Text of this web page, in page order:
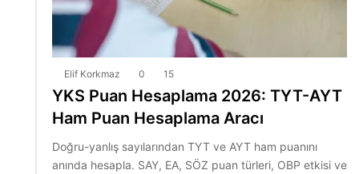
Elif Korkmaz 0 15
YKS Puan Hesaplama 2026: TYT-AYT
Ham Puan Hesaplama Aracı
Doğru-yanlış sayılarından TYT ve AYT ham puanını
anında hesapla. SAY, EA, SÖZ puan türleri, OBP etkisi ve